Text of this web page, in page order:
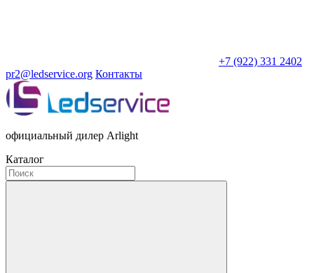
+7 (922) 331 2402
pr2@ledservice.org Контакты
официальный дилер Arlight
Каталог